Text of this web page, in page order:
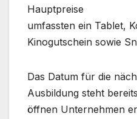
Hauptpreise
umfassten ein Tablet,
Kinogutschein sowie
Das Datum für die
Ausbildung steht
öffnen Unternehmen